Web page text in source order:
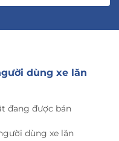
dùng xe lăn
đang được bán
dùng xe lăn